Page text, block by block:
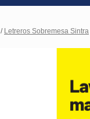
/ Letreros Sobremesa Sintra